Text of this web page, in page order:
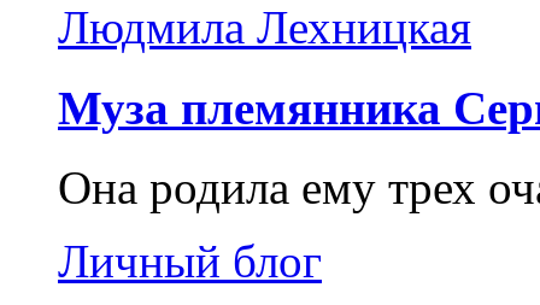
Людмила Лехницкая
Муза племянника
Она родила ему трех
Личный блог